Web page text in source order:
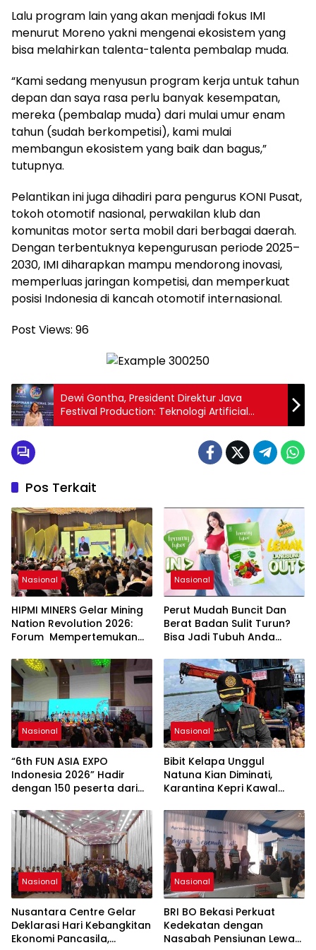
Lalu program lain yang akan menjadi fokus IMI
menurut Moreno yakni mengenai ekosistem yang
bisa melahirkan talenta-talenta pembalap muda.
“Kami sedang menyusun program kerja untuk tahun
depan dan saya rasa perlu banyak kesempatan,
mereka (pembalap muda) dari mulai umur enam
tahun (sudah berkompetisi), kami mulai
membangun ekosistem yang baik dan bagus,”
tutupnya.
Pelantikan ini juga dihadiri para pengurus KONI Pusat,
tokoh otomotif nasional, perwakilan klub dan
komunitas motor serta mobil dari berbagai daerah.
Dengan terbentuknya kepengurusan periode 2025–
2030, IMI diharapkan mampu mendorong inovasi,
memperluas jaringan kompetisi, dan memperkuat
posisi Indonesia di kancah otomotif internasional.
Post Views: 96
Dewi Gontha, President Direktur Java
Festival Production: Teknologi Artificial
Intelligence (AI) Kini Menjadi Mitra Strategis
untuk Meningkatkan Eisiensi dan Kualitas
Pos Terkait
Nasional
HIPMI MINERS Gelar Mining
Nation Revolution 2026:
Forum Mempertemukan
Investor, Akademisi, dan
Pengusaha dalam
Mendukung Percepatan
Hilirisasi Nasional.
Nasional
Perut Mudah Buncit Dan
Berat Badan Sulit Turun?
Bisa Jadi Tubuh Anda
Nasional
“6th FUN ASIA EXPO
Indonesia 2026” Hadir
dengan 150 peserta dari
Industri Taman Rekreasi
dan Ekosistem Pariwisata
di Tanah Air
Nasional
Bibit Kelapa Unggul
Natuna Kian Diminati,
Karantina Kepri Kawal
Bintan
Nasional
Nusantara Centre Gelar
Deklarasi Hari Kebangkitan
Ekonomi Pancasila,
Nasional
BRI BO Bekasi Perkuat
Kedekatan dengan
Nasabah Pensiunan Lewat